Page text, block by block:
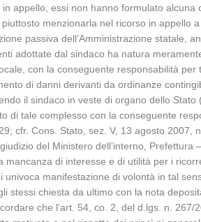
appello, essi non hanno formulato
menzionarla nel ricorso in appello
passiva dell’Amministrazione statale,
adottate dal sindaco ha natura
con la conseguente responsabilità
di danni derivanti da ordinanze
il sindaco in veste di organo dello
di tale complesso con la conseguente
cfr. Cons. Stato, sez. V, 13 agosto 2007,
del Ministero dell’interno, Prefettura
di interesse e di utilità per i
manifestazione di volontà in tal
stessi chiesta da ultimo con la nota
che l’art. 54, co. 2, del d.lgs. n.